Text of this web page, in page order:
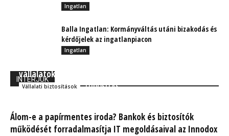
Ingatlan
Balla Ingatlan: Kormányváltás utáni bizakodás és
kérdőjelek az ingatlanpiacon
Ingatlan
INTERJÚK
vállalatoké a jövő!
Vállalati biztosítások TUDÓSÍTÁS
Álom-e a papírmentes iroda? Bankok és biztosítók
működését forradalmasítja IT megoldásaival az Innodox